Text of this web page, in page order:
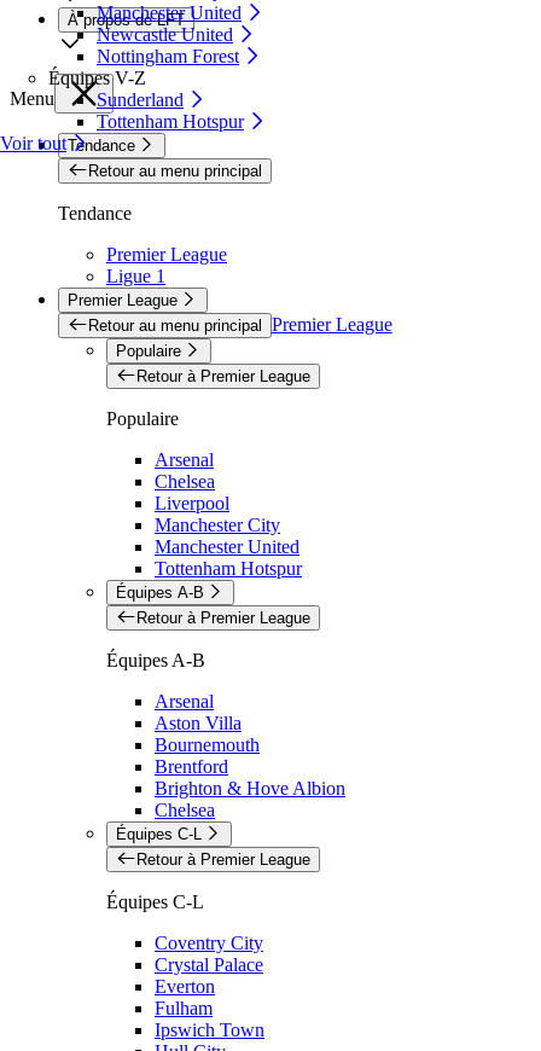
Manchester United
Newcastle United
Nottingham Forest
Équipes V-Z
Sunderland
Tottenham Hotspur
Voir tout
À propos de LFT
Menu
Tendance
Retour au menu principal
Tendance
Premier League
Ligue 1
Premier League
Retour au menu principal Premier League
Populaire
Retour à Premier League
Populaire
Arsenal
Chelsea
Liverpool
Manchester City
Manchester United
Tottenham Hotspur
Équipes A-B
Retour à Premier League
Équipes A-B
Arsenal
Aston Villa
Bournemouth
Brentford
Brighton & Hove Albion
Chelsea
Équipes C-L
Retour à Premier League
Équipes C-L
Coventry City
Crystal Palace
Everton
Fulham
Ipswich Town